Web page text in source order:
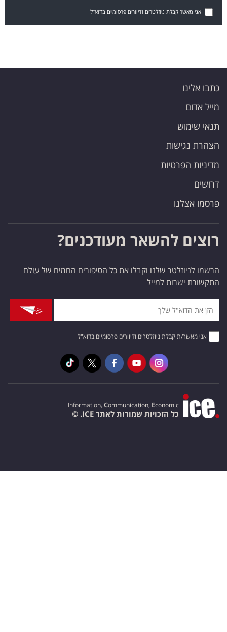
אני מאשר קבלת ניוזלטרים ודיוורים פרסומיים בדוא"ל
כתבו אלינו
מייל אדום
תנאי שימוש
הצהרת נגישות
מדיניות הפרטיות
דרושים
פרסמו אצלנו
רוצים להשאר מעודכנים?
הרשמו לניוזלטר שלנו וקבלו את כל הסיפורים החמים של עולם
התקשורת ישרות למייל
אני מאשר/ת קבלת ניוזלטרים ודיוורים פרסומיים בדוא"ל
Information, Communication, Economic
כל הזכויות שמורות לאתר ICE. ©